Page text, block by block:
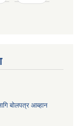
बोलपत्र आब्हान